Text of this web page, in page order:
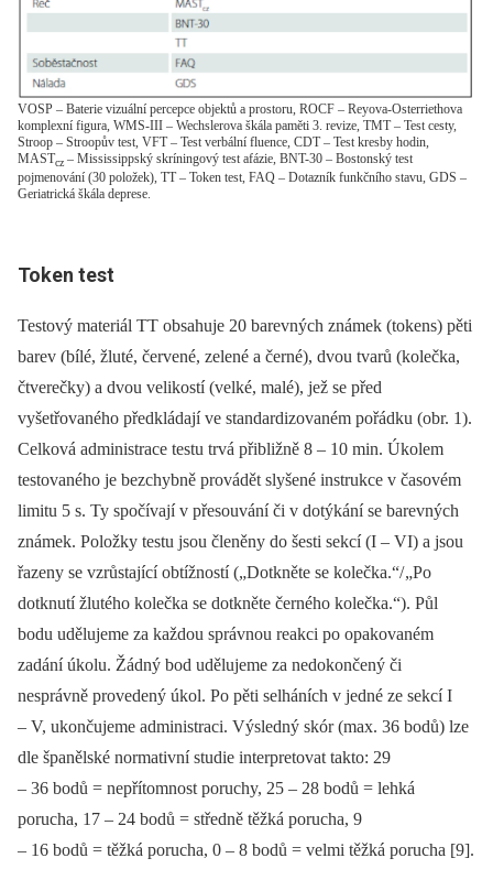
VOSP – Baterie vizuální percepce objektů a prostoru, ROCF – Reyova-Osterriethova
komplexní figura, WMS-III – Wechslerova škála paměti 3. revize, TMT – Test cesty,
Stroop – Stroopův test, VFT – Test verbální fluence, CDT – Test kresby hodin,
MASTcz – Mississippský skríningový test afázie, BNT-30 – Bostonský test
pojmenování (30 položek), TT – Token test, FAQ – Dotazník funkčního stavu, GDS –
Geriatrická škála deprese.
Token test
Testový materiál TT obsahuje 20 barevných známek (tokens) pěti
barev (bílé, žluté, červené, zelené a černé), dvou tvarů (kolečka,
čtverečky) a dvou velikostí (velké, malé), jež se před
vyšetřovaného předkládají ve standardizovaném pořádku (obr. 1).
Celková administrace testu trvá přibližně 8 –⁠ 10 min. Úkolem
testovaného je bezchybně provádět slyšené instrukce v časovém
limitu 5 s. Ty spočívají v přesouvání či v dotýkání se barevných
známek. Položky testu jsou členěny do šesti sekcí (I –⁠ VI) a jsou
řazeny se vzrůstající obtížností („Dotkněte se kolečka.“/ „Po
dotknutí žlutého kolečka se dotkněte černého kolečka.“). Půl
bodu udělujeme za každou správnou reakci po opakovaném
zadání úkolu. Žádný bod udělujeme za nedokončený či
nesprávně provedený úkol. Po pěti selháních v jedné ze sekcí I
–⁠ V, ukončujeme administraci. Výsledný skór (max. 36 bodů) lze
dle španělské normativní studie interpretovat takto: 29
–⁠ 36 bodů = nepřítomnost poruchy, 25 –⁠ 28 bodů = lehká
porucha, 17 –⁠ 24 bodů = středně těžká porucha, 9
–⁠ 16 bodů = těžká porucha, 0 –⁠ 8 bodů = velmi těžká porucha [9].